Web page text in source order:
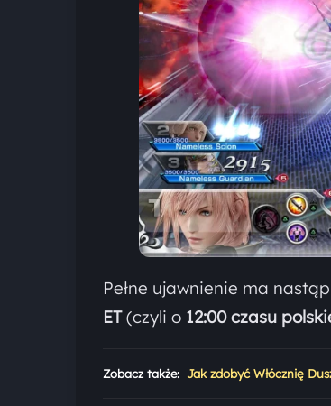
Pełne ujawnienie ma
ET(czyli o 12:00 czasu
Zobacz także: Jak zdobyć Włócznię